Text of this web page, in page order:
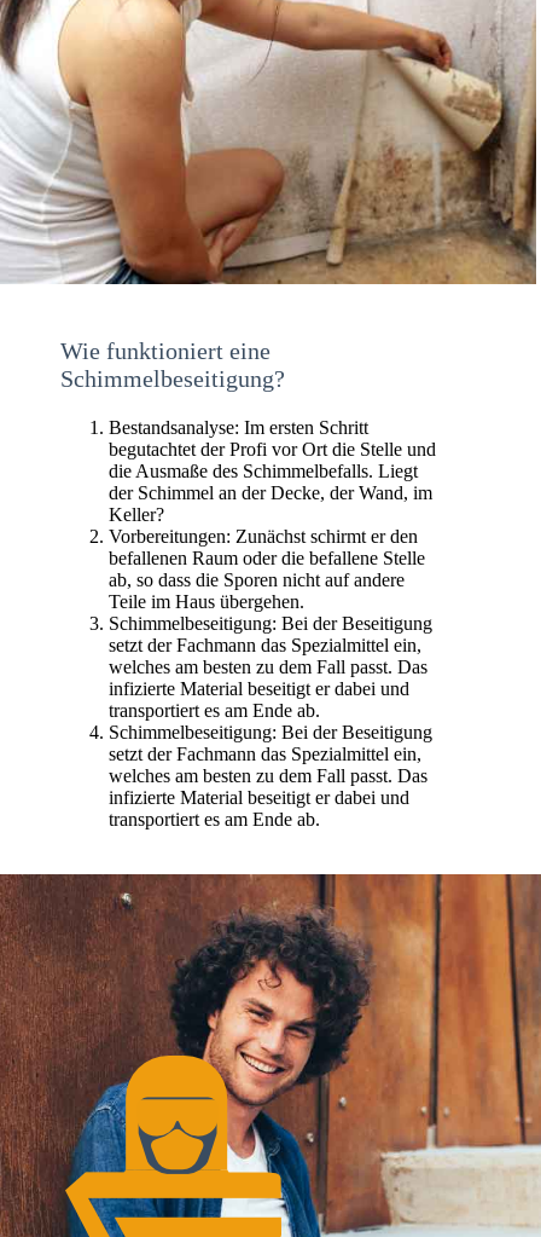
Wie funktioniert eine
Schimmelbeseitigung?
Bestandsanalyse: Im ersten Schritt
begutachtet der Profi vor Ort die Stelle und
die Ausmaße des Schimmelbefalls. Liegt
der Schimmel an der Decke, der Wand, im
Keller?
Vorbereitungen: Zunächst schirmt er den
befallenen Raum oder die befallene Stelle
ab, so dass die Sporen nicht auf andere
Teile im Haus übergehen.
Schimmelbeseitigung: Bei der Beseitigung
setzt der Fachmann das Spezialmittel ein,
welches am besten zu dem Fall passt. Das
infizierte Material beseitigt er dabei und
transportiert es am Ende ab.
Schimmelbeseitigung: Bei der Beseitigung
setzt der Fachmann das Spezialmittel ein,
welches am besten zu dem Fall passt. Das
infizierte Material beseitigt er dabei und
transportiert es am Ende ab.